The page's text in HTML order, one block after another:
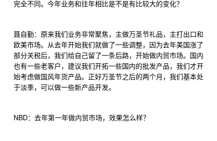
完全不同。今年业务和往年相比是不是有比较大的变化？
聂自勤：原来我们业务非常聚焦，主做万圣节礼品，主打出口和
欧美市场。从去年开始我们就做了一些调整，因为去年美国涨了
部分关税后，我们给自己留了一条后路，开始做内贸市场。国内
也有一些老客户，建议我们开拓一些国内的批发产品，我们才开
始考虑做国风年货产品。正好万圣节之后的两个月，我们基本处
于淡季，可以做一些新产品开发。
NBD：去年第一年做内贸市场，效果怎么样？